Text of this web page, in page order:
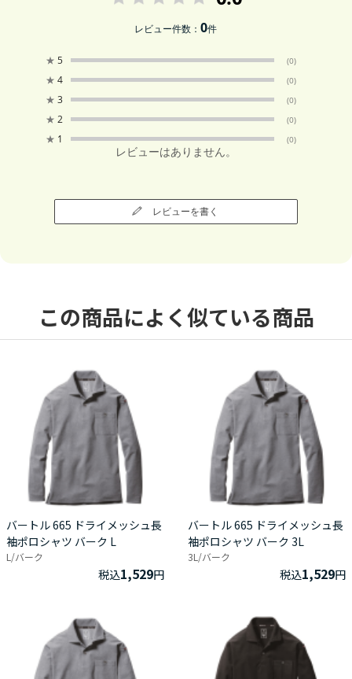
レビュー件数：0件
★ 5 (0)
★ 4 (0)
★ 3 (0)
★ 2 (0)
★ 1 (0)
レビューはありません。
レビューを書く
この商品によく似ている商品
バートル 665 ドライメッシュ長
袖ポロシャツ バーク L
L/バーク
税込1,529円
バートル 665 ドライメッシュ長
袖ポロシャツ バーク 3L
3L/バーク
税込1,529円